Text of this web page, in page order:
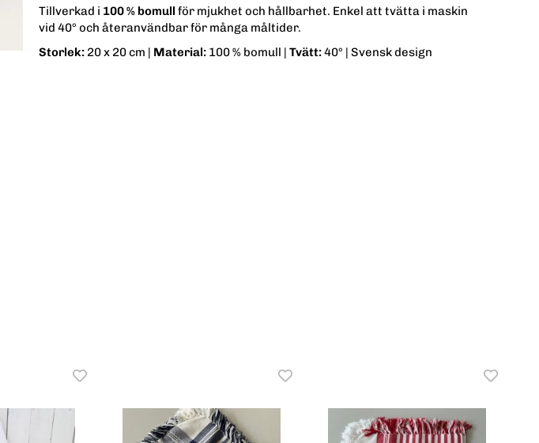
Tillverkad i 100 % bomull för mjukhet och hållbarhet. Enkel att tvätta i maskin
vid 40° och återanvändbar för många måltider.
Storlek: 20 x 20 cm | Material: 100 % bomull | Tvätt:40° | Svensk design